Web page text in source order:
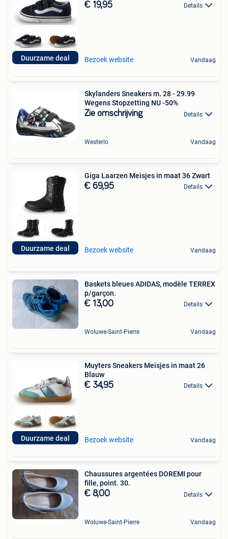
Duurzame deal
€ 19,95 Details
Bezoek website Vandaag
Skylanders Sneakers m. 28 - 29.99
Wegens Stopzetting NU -50%
Zie omschrijving Details
Westerlo Vandaag
Duurzame deal
Giga Laarzen Meisjes in maat 36 Zwart
€ 69,95 Details
Bezoek website Vandaag
Baskets bleues ADIDAS, modèle TERREX
p/garçon.
€ 13,00 Details
Woluwe-Saint-Pierre Vandaag
Duurzame deal
Muyters Sneakers Meisjes in maat 26
Blauw
€ 34,95 Details
Bezoek website Vandaag
Chaussures argentées DOREMI pour
fille, point. 30.
€ 8,00 Details
Woluwe-Saint-Pierre Vandaag